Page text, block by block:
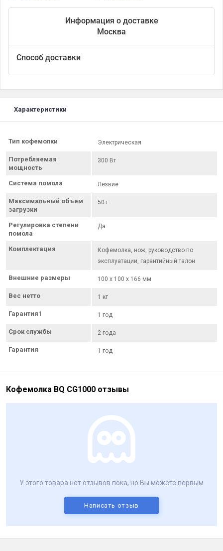
Информация о доставке
Москва
Способ доставки
Характеристики
Тип кофемолки Электрическая
Потребляемая
мощность
300 Вт
Система помола Лезвие
Максимальный объем
загрузки
50 г
Регулировка степени
помола
Да
Комплектация
Кофемолка, нож, руководство по
эксплуатации, гарантийный талон
Внешние размеры 100 x 100 x 166 мм
Вес нетто 1 кг
Гарантия1 1 год
Срок службы 2 года
Гарантия 1 год
Кофемолка BQ CG1000 отзывы
У этого товара нет отзывов пока, но Вы можете первым
Написать отзыв